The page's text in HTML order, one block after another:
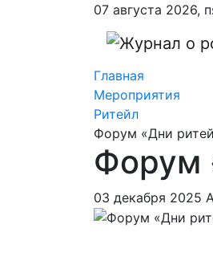
07 августа 2026,
Главная
Мероприятия
Ритейл
Форум «Дни
Форум
03 декабря 2025